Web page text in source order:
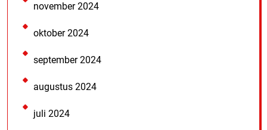
november 2024
oktober 2024
september 2024
augustus 2024
juli 2024